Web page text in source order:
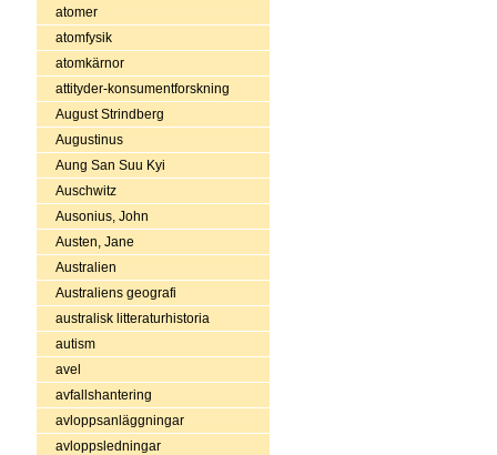
atomer
atomfysik
atomkärnor
attityder-konsumentforskning
August Strindberg
Augustinus
Aung San Suu Kyi
Auschwitz
Ausonius, John
Austen, Jane
Australien
Australiens geografi
australisk litteraturhistoria
autism
avel
avfallshantering
avloppsanläggningar
avloppsledningar